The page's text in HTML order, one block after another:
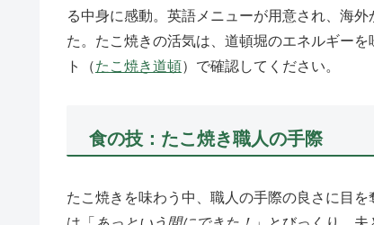
る中身に感動。英語メニューが用意され、海
た。たこ焼きの活気は、道頓堀のエネルギー
ト（たこ焼き道頓）で確認してください。
食の技：たこ焼き職人の手際
たこ焼きを味わう中、職人の手際の良さに目